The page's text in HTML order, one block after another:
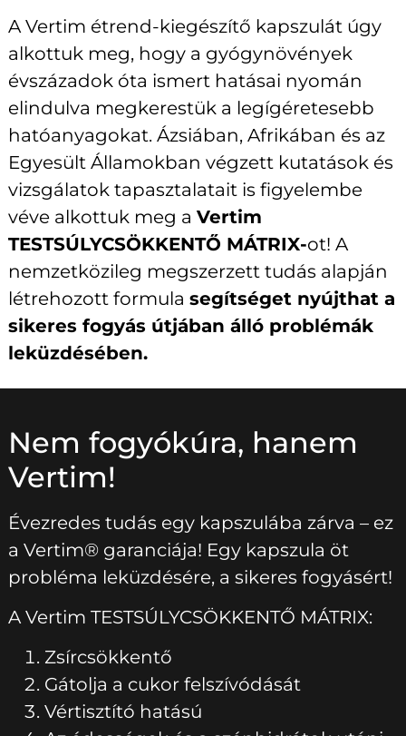
A Vertim étrend-kiegészítő kapszulát úgy
alkottuk meg, hogy a gyógynövények
évszázadok óta ismert hatásai nyomán
elindulva megkerestük a legígéretesebb
hatóanyagokat. Ázsiában, Afrikában és az
Egyesült Államokban végzett kutatások és
vizsgálatok tapasztalatait is figyelembe
véve alkottuk meg a Vertim
TESTSÚLYCSÖKKENTŐ MÁTRIX-ot! A
nemzetközileg megszerzett tudás alapján
létrehozott formula segítséget nyújthat a
sikeres fogyás útjában álló problémák
leküzdésében.
Nem fogyókúra, hanem
Vertim!
Évezredes tudás egy kapszulába zárva – ez
a Vertim® garanciája! Egy kapszula öt
probléma leküzdésére, a sikeres fogyásért!
A Vertim TESTSÚLYCSÖKKENTŐ MÁTRIX:
Zsírcsökkentő
Gátolja a cukor felszívódását
Vértisztító hatású